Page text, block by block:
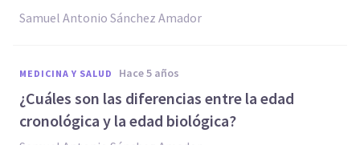
Samuel Antonio Sánchez Amador
MEDICINA Y SALUD hace 5 años
¿Cuáles son las diferencias entre la edad
cronológica y la edad biológica?